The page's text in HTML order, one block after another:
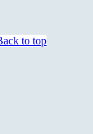
to top